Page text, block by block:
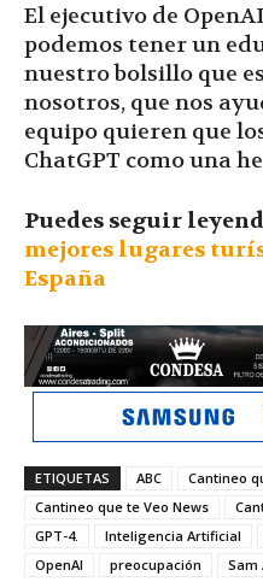
El ejecutivo de
podemos tener un
nuestro bolsillo que
nosotros, que nos
equipo quieren que
ChatGPT como una
Puedes seguir
mejores lugares
España
ETIQUETAS ABC
Cantineo
Cantineo que te Veo News
GPT-4.
Inteligencia Artificial
OpenAI
preocupación Sam